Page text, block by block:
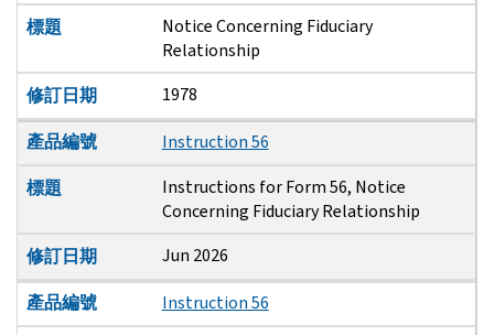
標題
Notice Concerning Fiduciary
Relationship
修訂日期
1978
產品編號
Instruction 56
標題
Instructions for Form 56, Notice
Concerning Fiduciary Relationship
修訂日期
Jun 2026
產品編號
Instruction 56